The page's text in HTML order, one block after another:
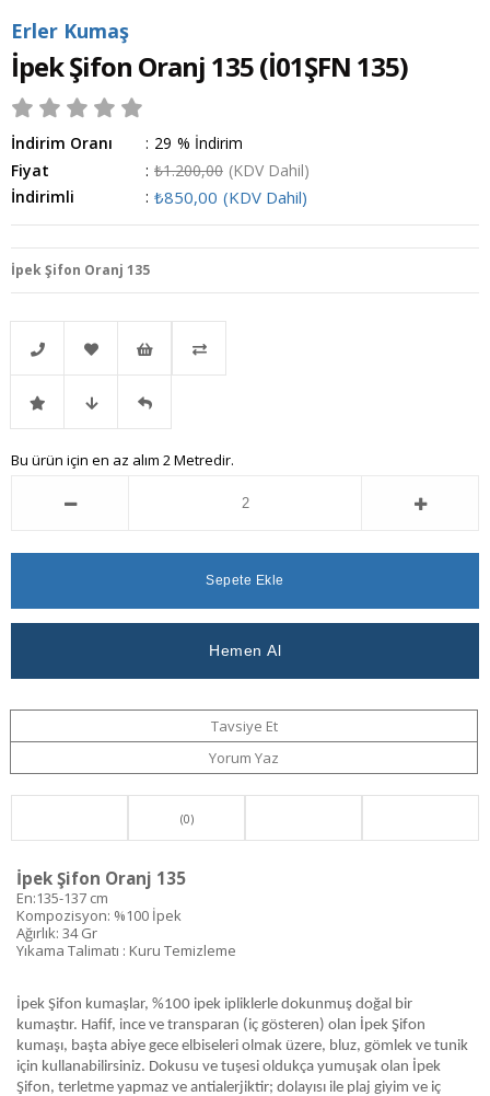
Erler Kumaş
İpek Şifon Oranj 135(İ01ŞFN 135)
İndirim Oranı : %
29
İndirim
Fiyat
: ₺1.200,00 (KDV Dahil)
İndirimli
: ₺850,00 (KDV Dahil)
İpek Şifon Oranj 135
Telefonla
Sipariş
Favorilere
Ekle
İstek
Listeme
İndirimli Fiyat
Ver
Gelince
Bu ürün için en az alım 2 Metredir.
Tavsiye Et
Yorum Yaz
(0)
İpek Şifon Oranj 135
En:135-137 cm
Kompozisyon: %100 İpek
Ağırlık: 34 Gr
Yıkama Talimatı : Kuru Temizleme
İpek Şifon kumaşlar, %100 ipek ipliklerle dokunmuş doğal bir
kumaştır. Hafif, ince ve transparan (iç gösteren) olan İpek Şifon
kumaşı, başta abiye gece elbiseleri olmak üzere, bluz, gömlek ve tunik
için kullanabilirsiniz. Dokusu ve tuşesi oldukça yumuşak olan İpek
Şifon, terletme yapmaz ve antialerjiktir; dolayısı ile plaj giyim ve iç